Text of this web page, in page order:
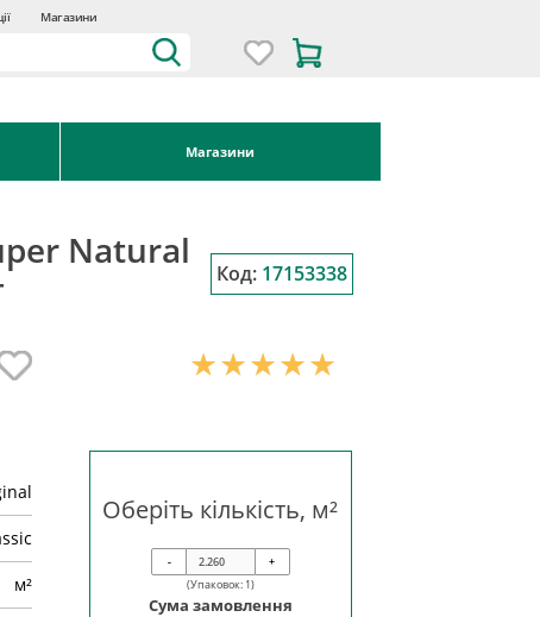
Магазини
Магазини
Natural
Код: 17153338
м²
Оберіть кількість, м²
-
+
(Упаковок: 1)
Сума замовлення